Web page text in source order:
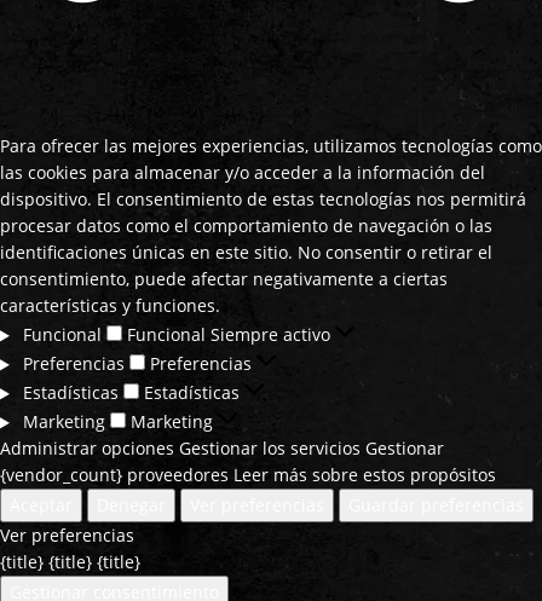
Para ofrecer las mejores experiencias, utilizamos tecnologías como
las cookies para almacenar y/o acceder a la información del
dispositivo. El consentimiento de estas tecnologías nos permitirá
procesar datos como el comportamiento de navegación o las
identificaciones únicas en este sitio. No consentir o retirar el
consentimiento, puede afectar negativamente a ciertas
características y funciones.
Funcional
Funcional Siempre activo
Preferencias
Preferencias
Estadísticas
Estadísticas
Marketing
Marketing
Administrar opciones Gestionar los servicios Gestionar
{vendor_count} proveedores Leer más sobre estos propósitos
Ver preferencias
{title} {title} {title}